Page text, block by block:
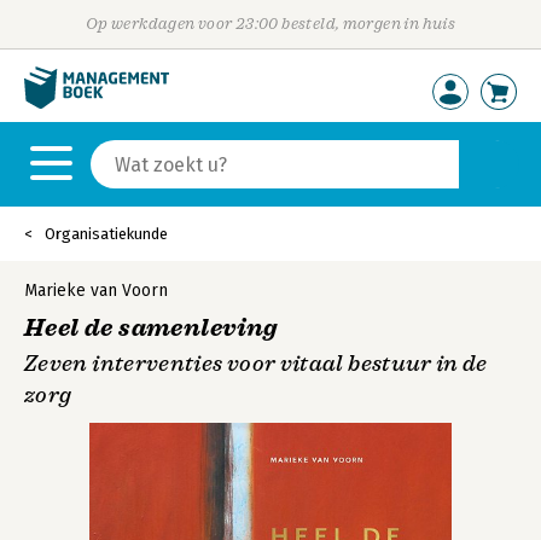
Op werkdagen voor 23:00 besteld, morgen in huis
Organisatiekunde
Marieke van Voorn
Heel de samenleving
Zeven interventies voor vitaal bestuur in de
zorg